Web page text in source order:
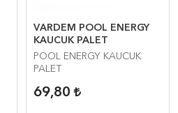
VARDEM POOL ENERGY
KAUCUK PALET
POOL ENERGY KAUCUK
PALET
69,80